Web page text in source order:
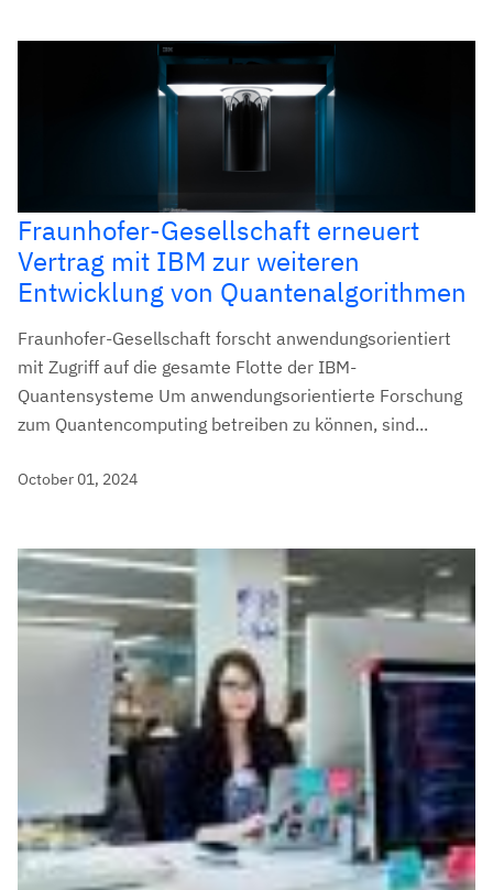
Fraunhofer-Gesellschaft erneuert
Vertrag mit IBM zur weiteren
Entwicklung von Quantenalgorithmen
Fraunhofer-Gesellschaft forscht anwendungsorientiert
mit Zugriff auf die gesamte Flotte der IBM-
Quantensysteme Um anwendungsorientierte Forschung
zum Quantencomputing betreiben zu können, sind...
October 01, 2024